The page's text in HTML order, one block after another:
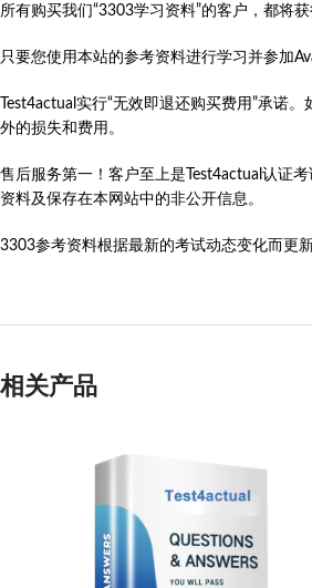
所有购买我们“3303学习资料”的客户，都将
只要您使用本站的参考资料进行学习并参加
Test4actual实行“无效即退还购买费用”承诺
外的损失和费用。
售后服务第一！客户至上是Test4actual认证
资料及保存在本网站中的非公开信息。
3303参考资料根据最新的考试动态变化而更
相关产品